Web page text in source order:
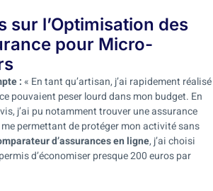
sur l’Optimisation des
pour Micro-
:« En tant qu’artisan, j’ai rapidement réalisé
pouvaient peser lourd dans mon budget. En
j’ai pu notamment trouver une assurance
permettant de protéger mon activité sans
d’assurances en ligne, j’ai choisi
d’économiser presque 200 euros par